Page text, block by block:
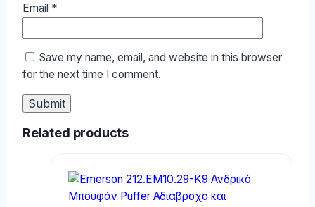
Email *
Save my name, email, and website in this browser
for the next time I comment.
Related products